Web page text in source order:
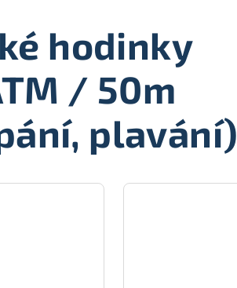
hodinky
/ 50m
plavání)